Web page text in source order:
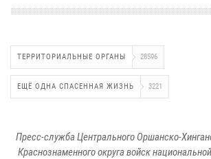
ТЕРРИТОРИАЛЬНЫЕ ОРГАНЫ 28596
ЕЩЁ ОДНА СПАСЕННАЯ ЖИЗНЬ 3221
Пресс-служба Центрального Оршанско-
Краснознаменного округа войск